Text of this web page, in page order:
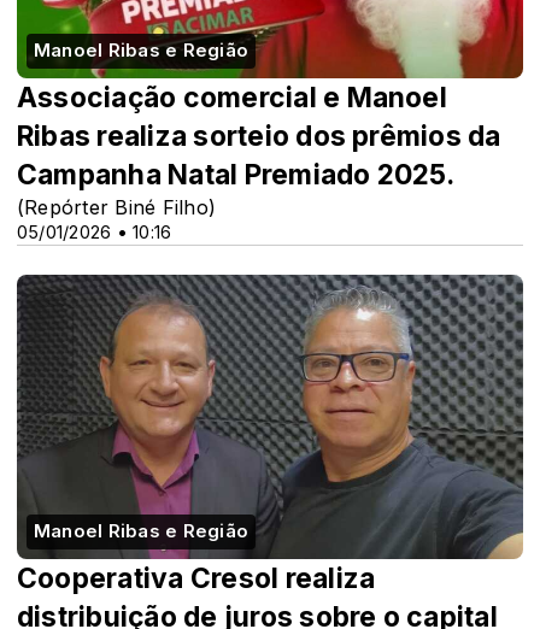
Manoel Ribas e Região
05/01/2026 • 10:16
Associação comercial e Manoel
Ribas realiza sorteio dos prêmios da
Campanha Natal Premiado 2025.
(Repórter Biné Filho)
Manoel Ribas e Região
Cooperativa Cresol realiza
distribuição de juros sobre o capital